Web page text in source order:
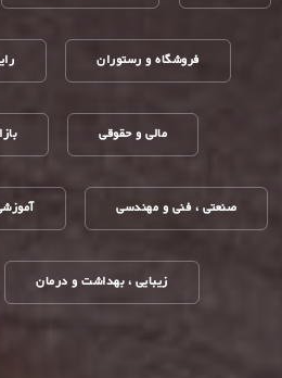
فروشگاه و رستوران
مالی و حقوقی
صنعتی ، فنی و مهندسی
زیبایی ، بهداشت و درمان